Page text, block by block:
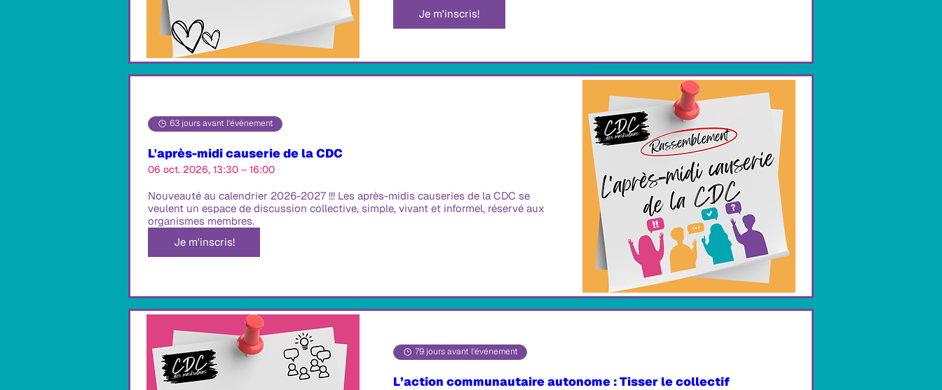
Je m'inscris!
63 jours avant l'événement
L'après-midi causerie de la CDC
06 oct. 2026, 13:30 – 16:00
Nouveauté au calendrier 2026-2027 !!! Les après-midis causeries de la CDC se
veulent un espace de discussion collective, simple, vivant et informel, réservé aux
organismes membres.
Je m'inscris!
79 jours avant l'événement
L’action communautaire autonome : Tisser le collectif